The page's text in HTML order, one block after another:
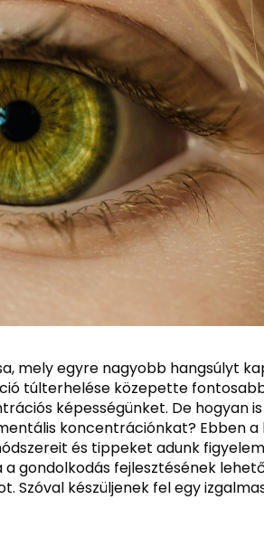
mely egyre nagyobb hangsúlyt
túlterhelése közepette
képességünket. De hogyan
koncentrációnkat? Ebben a
és tippeket adunk
gondolkodás fejlesztésének
Szóval készüljenek fel egy